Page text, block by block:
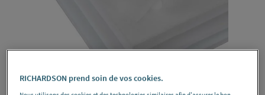
RICHARDSON prend soin de vos cookies.